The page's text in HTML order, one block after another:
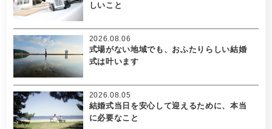
しいこと
式場がない地域でも、おふたりらしい結婚
式は叶います
2026.08.06
結婚式当日を安心して迎えるために、本当
に必要なこと
2026.08.05